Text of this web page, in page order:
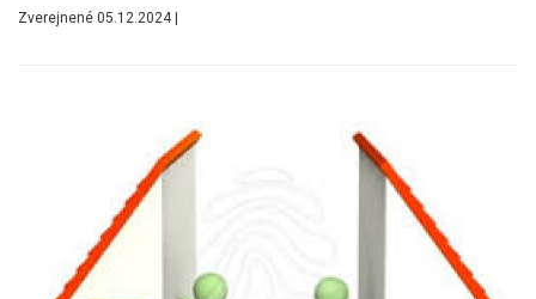
Zverejnené 05.12.2024 |